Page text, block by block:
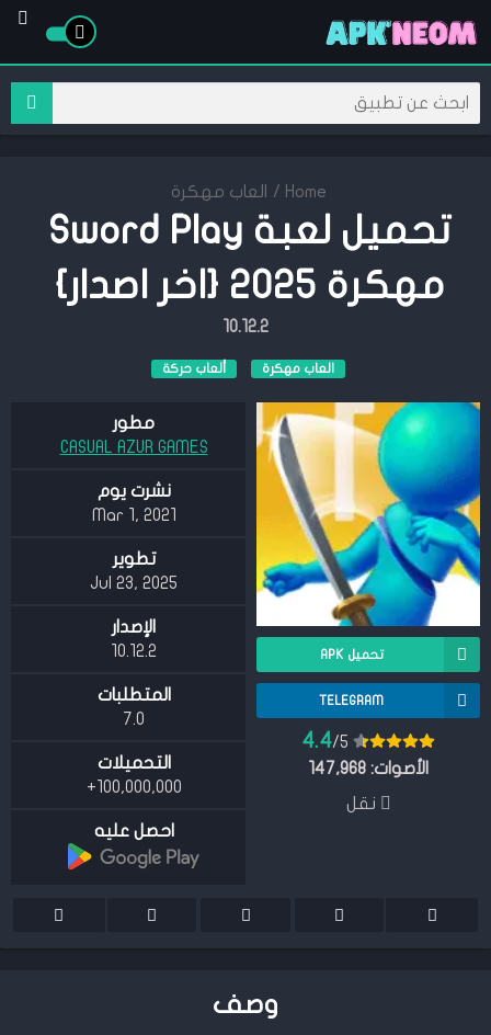
Home
/ العاب مهكرة
تحميل لعبة Sword Play
مهكرة 2025 {اخر اصدار}
10.12.2
العاب مهكرة ألعاب حركة
تحميل APK
TELEGRAM
4.4/5
الأصوات: 147,968
نقل
مطور
CASUAL AZUR GAMES
نشرت يوم
Mar 1, 2021
تطوير
Jul 23, 2025
الإصدار
10.12.2
المتطلبات
7.0
التحميلات
100,000,000+
احصل عليه
وصف